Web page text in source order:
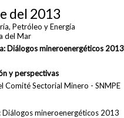
del 2013
Petróleo y Energía
del Mar
Diálogos mineroenergéticos 2013
y perspectivas
Comité Sectorial Minero - SNMPE
Diálogos mineroenergéticos 2013